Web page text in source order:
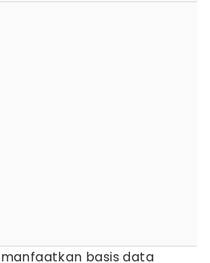
basis data